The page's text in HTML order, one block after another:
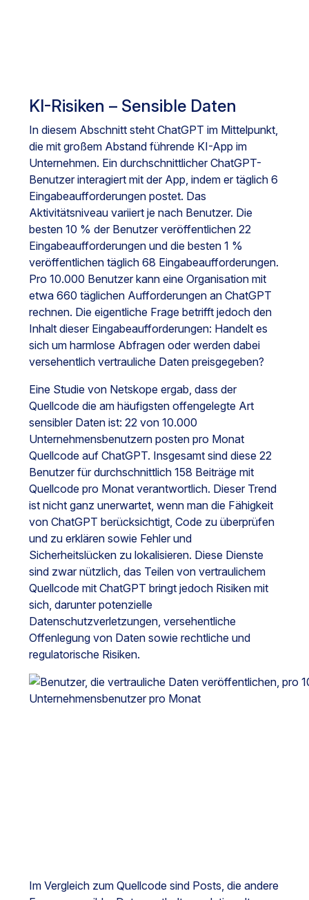
KI-Risiken – Sensible Daten
In diesem Abschnitt steht ChatGPT im Mittelpunkt,
die mit großem Abstand führende KI-App im
Unternehmen. Ein durchschnittlicher ChatGPT-
Benutzer interagiert mit der App, indem er täglich 6
Eingabeaufforderungen postet. Das
Aktivitätsniveau variiert je nach Benutzer. Die
besten 10 % der Benutzer veröffentlichen 22
Eingabeaufforderungen und die besten 1 %
veröffentlichen täglich 68 Eingabeaufforderungen.
Pro 10.000 Benutzer kann eine Organisation mit
etwa 660 täglichen Aufforderungen an ChatGPT
rechnen. Die eigentliche Frage betrifft jedoch den
Inhalt dieser Eingabeaufforderungen: Handelt es
sich um harmlose Abfragen oder werden dabei
versehentlich vertrauliche Daten preisgegeben?
Eine Studie von Netskope ergab, dass der
Quellcode die am häufigsten offengelegte Art
sensibler Daten ist: 22 von 10.000
Unternehmensbenutzern posten pro Monat
Quellcode auf ChatGPT. Insgesamt sind diese 22
Benutzer für durchschnittlich 158 Beiträge mit
Quellcode pro Monat verantwortlich. Dieser Trend
ist nicht ganz unerwartet, wenn man die Fähigkeit
von ChatGPT berücksichtigt, Code zu überprüfen
und zu erklären sowie Fehler und
Sicherheitslücken zu lokalisieren. Diese Dienste
sind zwar nützlich, das Teilen von vertraulichem
Quellcode mit ChatGPT bringt jedoch Risiken mit
sich, darunter potenzielle
Datenschutzverletzungen, versehentliche
Offenlegung von Daten sowie rechtliche und
regulatorische Risiken.
Im Vergleich zum Quellcode sind Posts, die andere